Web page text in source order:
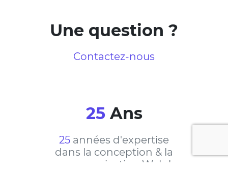
Une question ?
Contactez-nous
25Ans
25 années d'expertise
dans la conception & la
communication Web !